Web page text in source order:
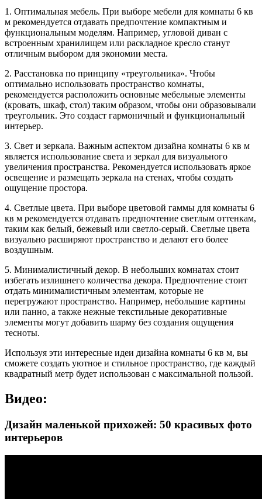
1. Оптимальная мебель. При выборе мебели для комнаты 6 кв
м рекомендуется отдавать предпочтение компактным и
функциональным моделям. Например, угловой диван с
встроенным хранилищем или раскладное кресло станут
отличным выбором для экономии места.
2. Расстановка по принципу «треугольника». Чтобы
оптимально использовать пространство комнаты,
рекомендуется расположить основные мебельные элементы
(кровать, шкаф, стол) таким образом, чтобы они образовывали
треугольник. Это создаст гармоничный и функциональный
интерьер.
3. Свет и зеркала. Важным аспектом дизайна комнаты 6 кв м
является использование света и зеркал для визуального
увеличения пространства. Рекомендуется использовать яркое
освещение и размещать зеркала на стенах, чтобы создать
ощущение простора.
4. Светлые цвета. При выборе цветовой гаммы для комнаты 6
кв м рекомендуется отдавать предпочтение светлым оттенкам,
таким как белый, бежевый или светло-серый. Светлые цвета
визуально расширяют пространство и делают его более
воздушным.
5. Минималистичный декор. В небольших комнатах стоит
избегать излишнего количества декора. Предпочтение стоит
отдать минималистичным элементам, которые не
перегружают пространство. Например, небольшие картины
или панно, а также нежные текстильные декоративные
элементы могут добавить шарму без создания ощущения
тесноты.
Используя эти интересные идеи дизайна комнаты 6 кв м, вы
сможете создать уютное и стильное пространство, где каждый
квадратный метр будет использован с максимальной пользой.
Видео:
Дизайн маленькой прихожей: 50 красивых фото
интерьеров